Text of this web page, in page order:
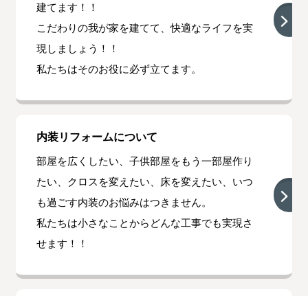
建てます！！
こだわりの我が家を建てて、快適なライフを実
現しましょう！！
私たちはそのお役に必ず立てます。
内装リフォームについて
部屋を広くしたい、子供部屋をもう一部屋作り
たい、クロスを変えたい、床を変えたい、いつ
も過ごす内装のお悩みはつきません。
私たちは小さなことからどんな工事でも実現さ
せます！！